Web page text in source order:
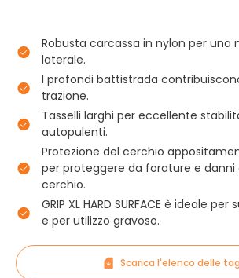
Robusta carcassa in nylon per una
laterale.
I profondi battistrada
trazione.
Tasselli larghi per eccellente
autopulenti.
Protezione del cerchio
per proteggere da forature e danni
cerchio.
GRIP XL HARD SURFACE è ideale
e per utilizzo gravoso.
Scarica l'elenco delle